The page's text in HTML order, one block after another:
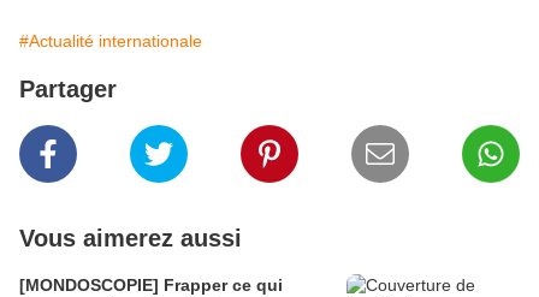
#Actualité internationale
Partager
Vous aimerez aussi
[MONDOSCOPIE] Frapper ce qui